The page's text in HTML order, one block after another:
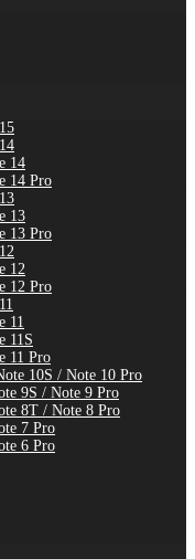
14
14 Pro
13
13 Pro
12
12 Pro
11
11S
11 Pro
10S / Note 10 Pro
9S / Note 9 Pro
8T / Note 8 Pro
7 Pro
6 Pro